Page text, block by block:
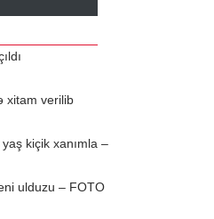
xitam verilib
kiçik xanımla –
ulduzu – FOTO